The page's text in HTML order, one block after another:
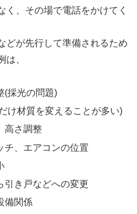
、その場で電話をかけてく
どが先行して準備されるため
は、
(採光の問題)
け材質を変えることが多い)
高さ調整
チ、エアコンの位置
引き戸などへの変更
備関係